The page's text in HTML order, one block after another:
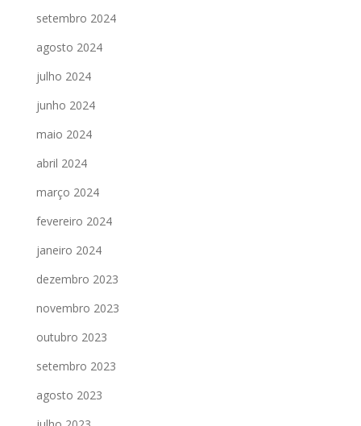
setembro 2024
agosto 2024
julho 2024
junho 2024
maio 2024
abril 2024
março 2024
fevereiro 2024
janeiro 2024
dezembro 2023
novembro 2023
outubro 2023
setembro 2023
agosto 2023